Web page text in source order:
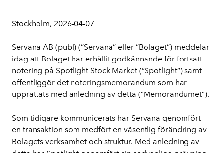
Stockholm, 2026-04-07
Servana AB (publ) (”Servana” eller ”Bolaget”) meddelar
idag att Bolaget har erhållit godkännande för fortsatt
notering på Spotlight Stock Market (”Spotlight”) samt
offentliggör det noteringsmemorandum som har
upprättats med anledning av detta (”Memorandumet”).
Som tidigare kommunicerats har Servana genomfört
en transaktion som medfört en väsentlig förändring av
Bolagets verksamhet och struktur. Med anledning av